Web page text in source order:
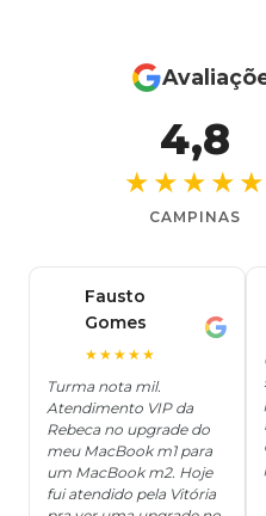
4,8
★★★★★
CAMPINAS
Fausto
Gomes
★★★★★
Turma nota mil.
Atendimento VIP da
Rebeca no upgrade do
meu MacBook m1 para
um MacBook m2. Hoje
fui atendido pela Vitória